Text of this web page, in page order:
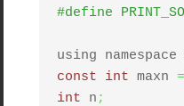
#define
using
const
int maxn =
int n ;